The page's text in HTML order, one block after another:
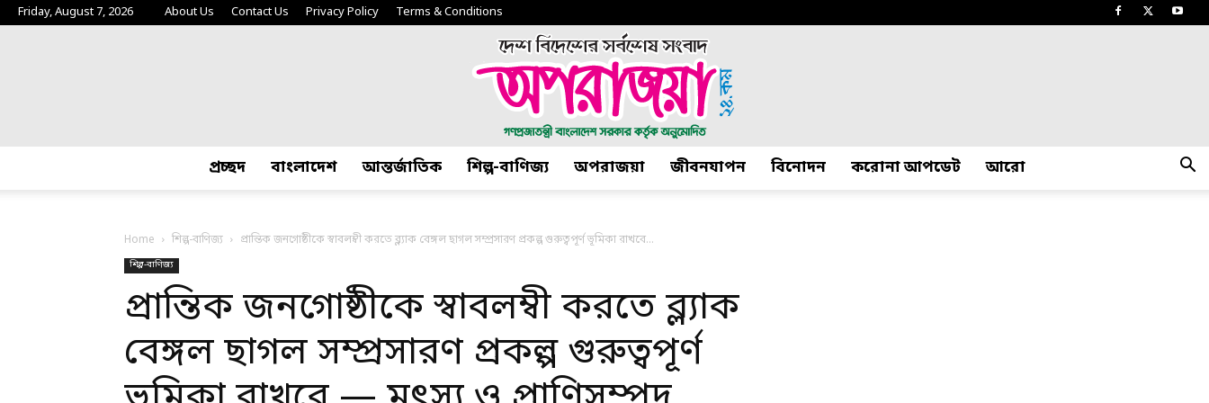
Friday, August 7, 2026 About Us Contact Us Privacy Policy Terms & Conditions
প্রচ্ছদ বাংলাদেশ আন্তর্জাতিক শিল্প-বাণিজ্য অপরাজয়া জীবনযাপন বিনোদন করোনা আপডেট আরো
Home শিল্প-বাণিজ্য প্রান্তিক জনগোষ্ঠীকে স্বাবলম্বী করতে ব্ল্যাক বেঙ্গল ছাগল সম্প্রসারণ প্রকল্প গুরুত্বপূর্ণ ভূমিকা রাখবে...
শিল্প-বাণিজ্য
প্রান্তিক জনগোষ্ঠীকে স্বাবলম্বী করতে ব্ল্যাক
বেঙ্গল ছাগল সম্প্রসারণ প্রকল্প গুরুত্বপূর্ণ